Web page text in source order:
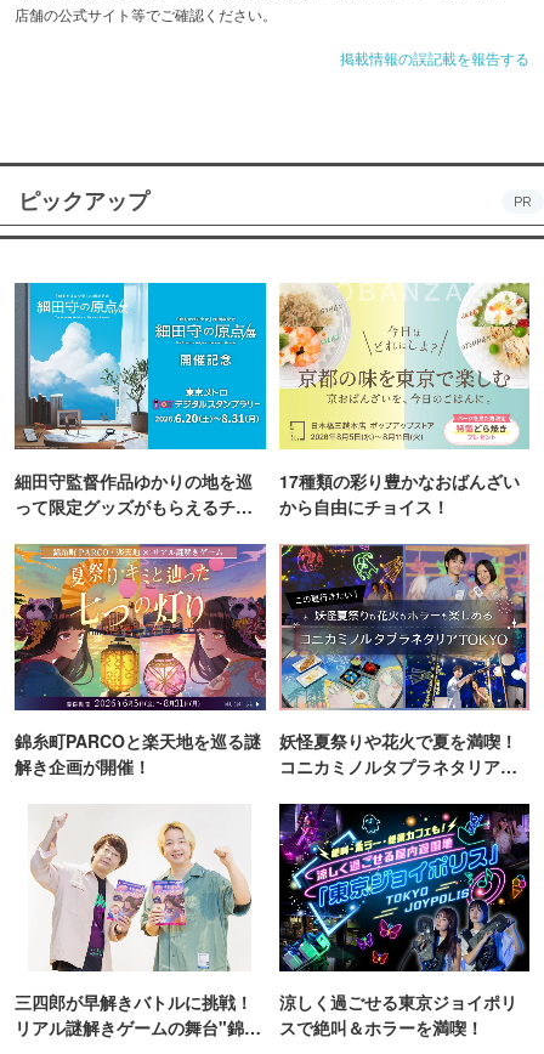
店舗の公式サイト等でご確認ください。
掲載情報の誤記載を報告する
ピックアップ PR
細田守監督作品ゆかりの地を巡
って限定グッズがもらえるチャ
17種類の彩り豊かなおばんざい
から自由にチョイス！
錦糸町PARCOと楽天地を巡る謎
解き企画が開催！
妖怪夏祭りや花火で夏を満喫！
コニカミノルタプラネタリア
三四郎が早解きバトルに挑戦！
リアル謎解きゲームの舞台"錦糸
涼しく過ごせる東京ジョイポリ
スで絶叫＆ホラーを満喫！